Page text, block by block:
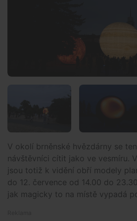
V okolí brněnské hvězdárny se
návštěvníci cítit jako ve vesmíru.
jsou totiž k vidění obří modely
do 12. července od 14.00 do
jak magicky to na místě vypadá